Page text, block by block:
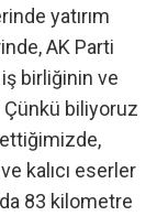
yatırım
AK Parti
birliğinin ve
Çünkü biliyoruz
kalıcı eserler
83 kilometre